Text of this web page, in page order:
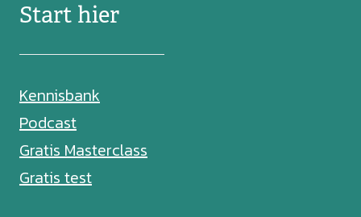
Start hier
Kennisbank
Podcast
Gratis Masterclass
Gratis test